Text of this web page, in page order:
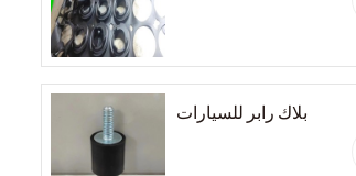
بلاك رابر للسيارات